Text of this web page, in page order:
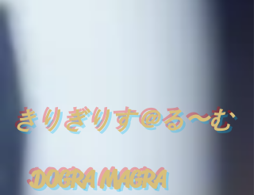
きりぎりす＠る〜む
DOGRA MAGRA